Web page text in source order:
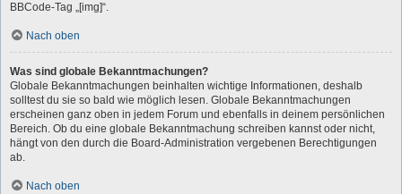
BBCode-Tag „[img]“.
Nach oben
Was sind globale Bekanntmachungen?
Globale Bekanntmachungen beinhalten wichtige Informationen, deshalb
solltest du sie so bald wie möglich lesen. Globale Bekanntmachungen
erscheinen ganz oben in jedem Forum und ebenfalls in deinem persönlichen
Bereich. Ob du eine globale Bekanntmachung schreiben kannst oder nicht,
hängt von den durch die Board-Administration vergebenen Berechtigungen
ab.
Nach oben